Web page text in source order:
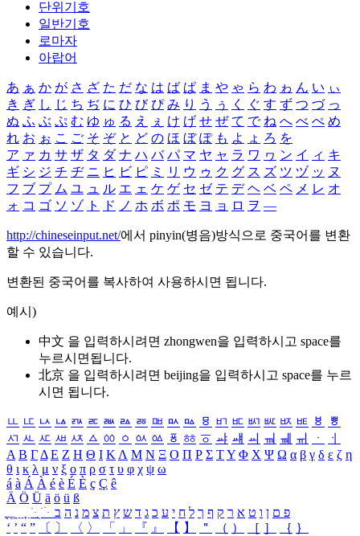
단위기호
일반기호
로마자
아랍어
あ ぁ か が さ ざ た だ な は ば ぱ ま や ゃ ら わ ゎ ん い ぃ
き ぎ し じ ち ぢ に ひ び ぴ み り う ぅ く ぐ す ず つ づ っ
ぬ ふ ぶ ぷ む ゆ ゅ る え ぇ け げ せ ぜ て で ね へ べ ぺ め
れ お ぉ こ ご そ ぞ と ど の ほ ぼ ぽ も よ ょ ろ を
ア ァ カ サ ザ タ ダ ナ ハ バ パ マ ヤ ャ ラ ワ ヮ ン イ ィ キ
ギ シ ジ チ ヂ ニ ヒ ビ ピ ミ リ ウ ゥ ク グ ス ズ ツ ヅ ッ ヌ
フ ブ プ ム ユ ュ ル エ ェ ケ ゲ セ ゼ テ デ ヘ ベ ペ メ レ オ
ォ コ ゴ ソ ゾ ト ド ノ ホ ボ ポ モ ヨ ョ ロ ヲ ―
http://chineseinput.net/에서 pinyin(병음)방식으로 중국어를 변환
할 수 있습니다.
변환된 중국어를 복사하여 사용하시면 됩니다.
예시)
中文 을 입력하시려면 zhongwen을 입력하시고 space를
누르시면됩니다.
北京 을 입력하시려면 beijing을 입력하시고 space를 누르
시면 됩니다.
ㅥ ㅦ ㅧ ㅨ ㅩ ㅪ ㅫ ㅬ ㅭ ㅮ ㅯ ㅰ ㅱ ㅲ ㅳ ㅴ ㅵ ㅶ ㅷ ㅸ
ㅹ
ㅺ ㅻ ㅼ ㅽ ㅾ ㅿ ㆀ ㆁ ㆂ ㆃ ㆄ ㆅ ㆆ ㆇ ㆈ ㆉ ㆊ ㆋ ㆌ ㆍ
ㆎ
Α Β ΓΔ Ε Ζ Η Θ Ι ΚΛ Μ Ν Ξ Ο Π Ρ Σ ΤΥ Φ Χ Ψ Ω α β γ δ ε ζ η
θ ι κ λ μ ν ξ ο π ρ σ τ υ φ χ ψ ω
á à Á À é è É È ç Ç ê
Ä Ö Ü ä ö ü ß
ִֶֹ ֻּ ׁׂ פ ם ן ו ט א ר ק ף ך ל ח י ע כ ג ד ש ץ ת צ מ נ ה ב
‘ ’ “ ” 〔 〕 〈 〉 「 」 『 』 【 】 ＂ （ ） ［ ］ ｛ ｝